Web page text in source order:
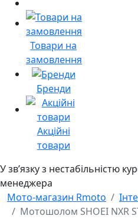
Товари на
замовлення
Бренди
Акційні
товари
У звʼязку з нестабільністю
менеджера
Мото-магазин Rmoto
Мотошолом SHOEI NXR